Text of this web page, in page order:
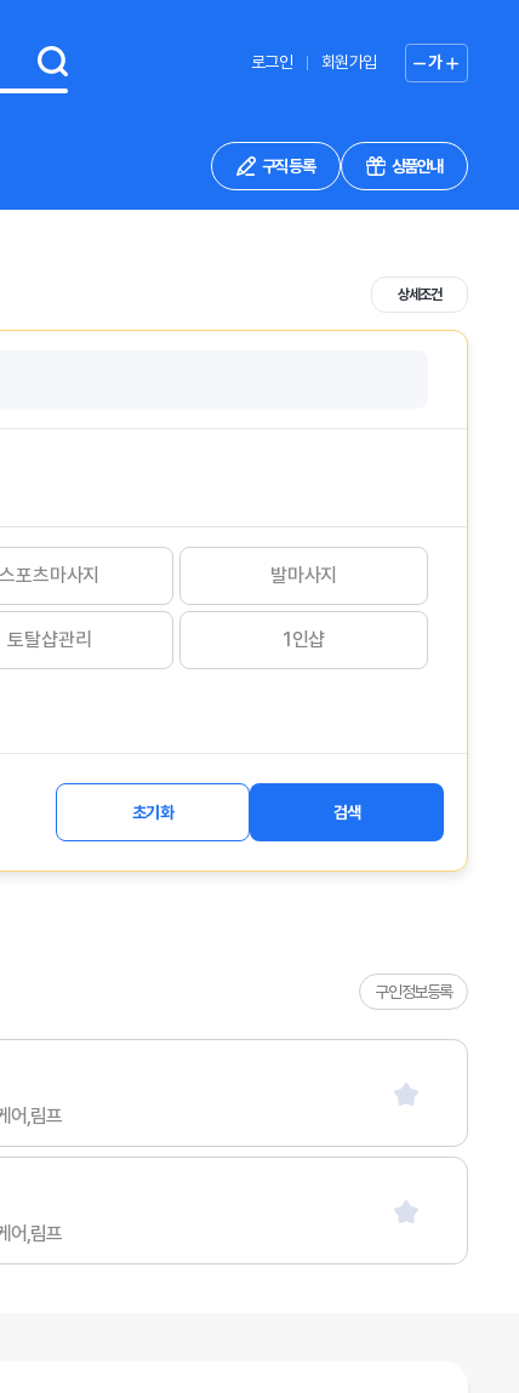
로그인 회원가입 가
구직 등록 상품안내
상세조건
스포츠마사지 발마사지
토탈샵관리 1인샵
초기화 검색
구인정보등록
어,림프
어,림프